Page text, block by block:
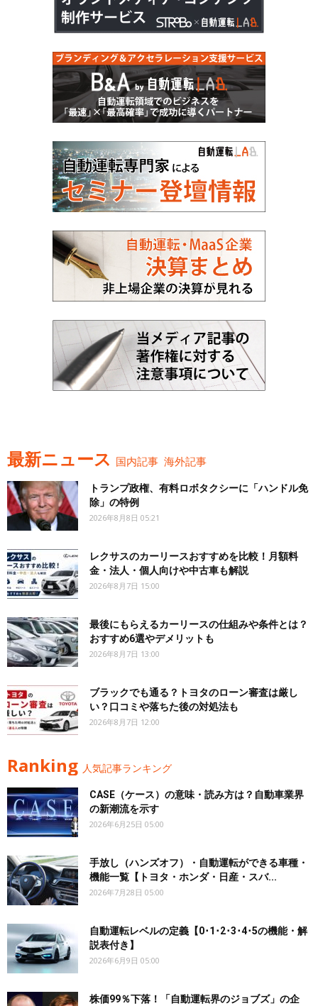
最新ニュース 国内記事 海外記事
トランプ政権、有料ロボタクシーに「ハンドル免
除」の特例
2026年8月8日 05:21
レクサスのカーリースおすすめを比較！月額料
金・法人・個人向けや中古車も解説
2026年8月7日 15:00
最後にもらえるカーリースの仕組みや条件とは？
おすすめ6選やデメリットも
2026年8月7日 13:00
ブラックでも通る？トヨタのローン審査は厳し
い？口コミや落ちた後の対処法も
2026年8月7日 12:00
Ranking 人気記事ランキング
CASE（ケース）の意味・読み方は？自動車業界
の新潮流を示す
2026年6月25日 05:00
手放し（ハンズオフ）・自動運転ができる車種・
機能一覧【トヨタ・ホンダ・日産・スバ...
2026年7月28日 05:00
自動運転レベルの定義【0･1･2･3･4･5の機能・解
説表付き】
2026年6月9日 05:00
株価99％下落！「自動運転界のジョブズ」の企